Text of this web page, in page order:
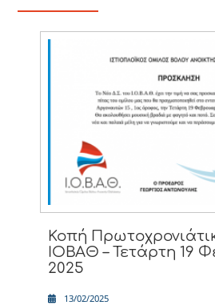
Κοπή
ΙΟΒΑΘ – Τετάρτη 19
2025
13/02/2025